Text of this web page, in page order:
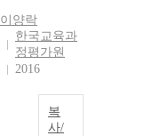
이양락
한국교육과
정평가원
2016
복
사/